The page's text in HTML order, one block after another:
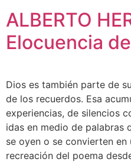
ALBERTO
Elocuencia
Dios es también parte de
de los recuerdos. Esa
experiencias, de silencios
idas en medio de palabras
se oyen o se convierten
recreación del poema